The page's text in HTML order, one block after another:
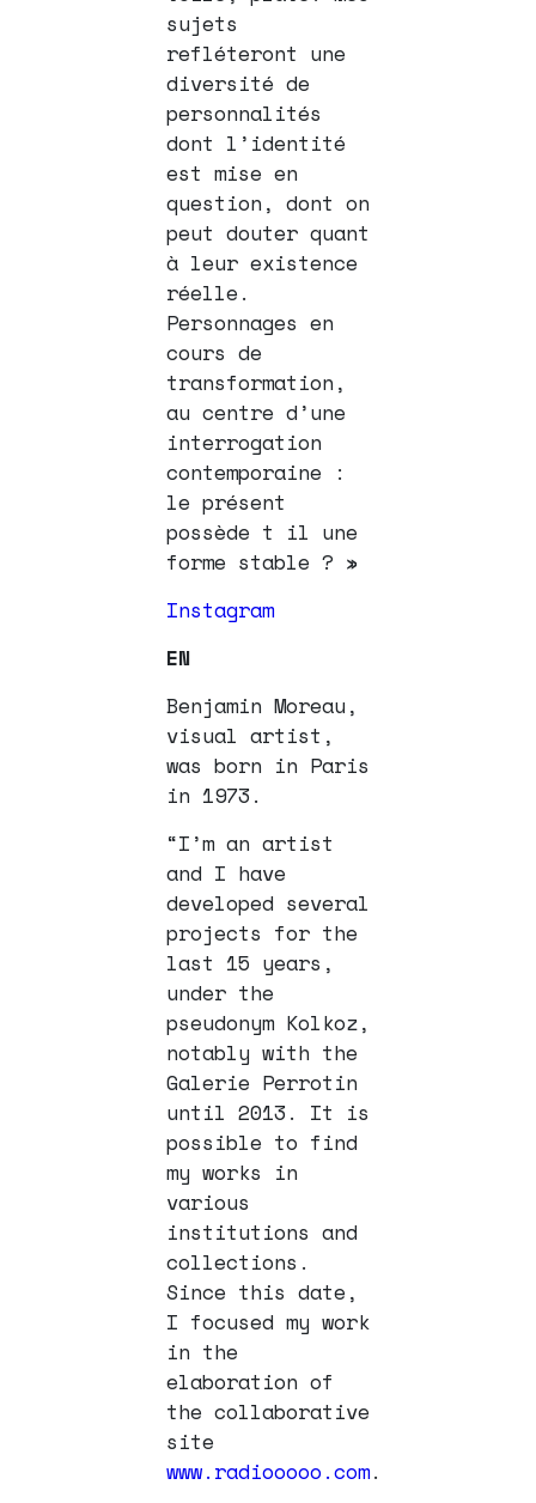
sujets
refléteront une
diversité de
personnalités
dont l’identité
est mise en
question, dont on
peut douter quant
à leur existence
réelle.
Personnages en
cours de
transformation,
au centre d’une
interrogation
contemporaine :
le présent
possède t il une
forme stable ? »
Instagram
EN
Benjamin Moreau,
visual artist,
was born in Paris
in 1973.
“I’m an artist
and I have
developed several
projects for the
last 15 years,
under the
pseudonym Kolkoz,
notably with the
Galerie Perrotin
until 2013. It is
possible to find
my works in
various
institutions and
collections.
Since this date,
I focused my work
in the
elaboration of
the collaborative
site
www.radiooooo.com.